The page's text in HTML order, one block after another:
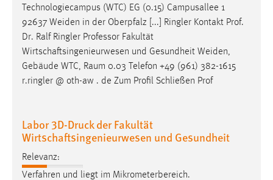
Wirtschaftsingenieurwesen und GesundheitWeiden
Gebäude WTC, Raum 0.03 Telefon +49 (961) 382-1615
r.ringler @ oth-aw . de Zum Profil Schließen Prof
Labor 3D-Druck der Fakultät
Verfahren und liegt im Mikrometerbereich.
Anwendungsbereiche des 3D-Drucks Im 3D-Druck Labor
der OTHWeiden
typischen Anwendungsbereiche der additiven Fertigung
STATISTIK
Statistik Cookies erfassen Informationen anonym.
Diese Informationen helfen uns zu verstehen, wie
unsere Besucher unsere Website nutzen.
Name:
Zweck: